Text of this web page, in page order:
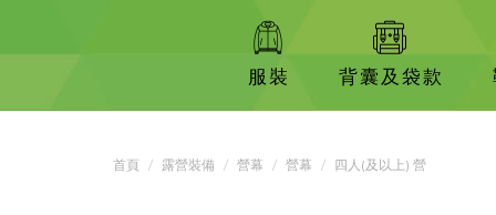
服裝 背囊及袋款
首頁 露營裝備 營幕 營幕 四人(及以上) 營